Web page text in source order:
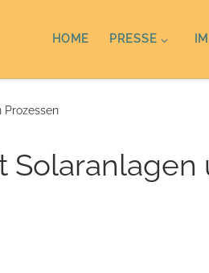
HOME PRESSE
Prozessen